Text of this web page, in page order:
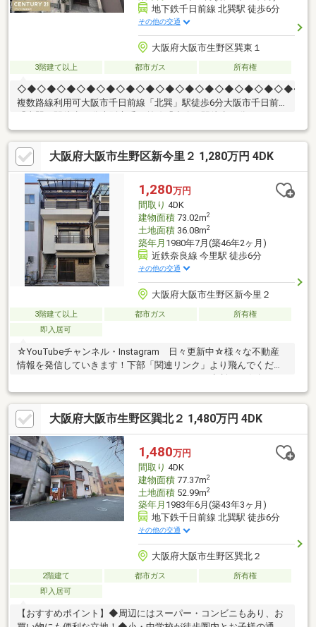
地下鉄千日前線 北巽駅 徒歩6分
その他の交通
大阪府大阪市生野区巽東１
3階建て以上 都市ガス 所有権
◇◆◇◆◇◆◇◆◇◆◇◆◇◆◇◆◇◆◇◆◇◆◇◆◇◆◇◆◇■
複数路線利用可大阪市千日前線「北巽」駅徒歩6分大阪市千日前線
東線「ＪＲ長瀬」駅徒歩19分■周辺施設ライフ巽店まで約380ｍ
（徒歩約5分）セブンイレブン大阪巽東４丁目店まで約230ｍ（徒
歩約3分）さくら薬局大阪巽中店まで約300m（徒歩4分）生野東巽
郵便局まで約430ｍ（徒歩6分）
大阪府大阪市生野区新今里２ 1,280万円 4DK
1,280万円
間取り 4DK
建物面積73.02m2
土地面積36.08m2
築年月 1980年7月(築46年2ヶ月)
近鉄奈良線 今里駅 徒歩6分
その他の交通
大阪府大阪市生野区新今里２
3階建て以上 都市ガス
所有権
即入居可
☆YouTubeチャンネル・Instagram 日々更新中☆様々な不動産
情報を発信していきます！下部「関連リンク」より飛んでくださ
い！-・-・スタッフコメント・-・-・ローンのご相談もお気軽
に！・年収が低い、奥様だけでローンを組みたい、勤続年数が短
い等、すべてお任せください！
大阪府大阪市生野区巽北２ 1,480万円 4DK
1,480万円
間取り 4DK
建物面積77.37m2
土地面積52.99m2
築年月 1983年6月(築43年3ヶ月)
地下鉄千日前線 北巽駅 徒歩6分
その他の交通
大阪府大阪市生野区巽北２
2階建て 都市ガス
所有権
即入居可
【おすすめポイント】◆周辺にはスーパー・コンビニもあり、お